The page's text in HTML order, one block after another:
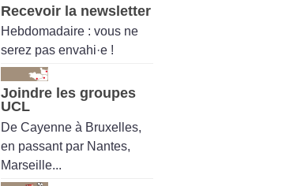
Recevoir la newsletter
Hebdomadaire : vous ne
serez pas envahi·e !
Joindre les groupes
UCL
De Cayenne à Bruxelles,
en passant par Nantes,
Marseille...